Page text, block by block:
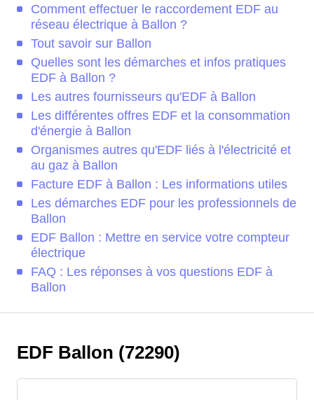
Comment effectuer le raccordement EDF au
réseau électrique à Ballon ?
Tout savoir sur Ballon
Quelles sont les démarches et infos pratiques
EDF à Ballon ?
Les autres fournisseurs qu'EDF à Ballon
Les différentes offres EDF et la consommation
d'énergie à Ballon
Organismes autres qu'EDF liés à l'électricité et
au gaz à Ballon
Facture EDF à Ballon : Les informations utiles
Les démarches EDF pour les professionnels de
Ballon
EDF Ballon : Mettre en service votre compteur
électrique
FAQ : Les réponses à vos questions EDF à
Ballon
EDF Ballon (72290)